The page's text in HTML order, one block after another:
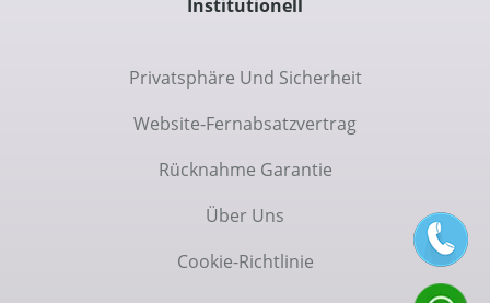
Institutionell
Privatsphäre Und Sicherheit
Website-Fernabsatzvertrag
Rücknahme Garantie
Über Uns
Cookie-Richtlinie